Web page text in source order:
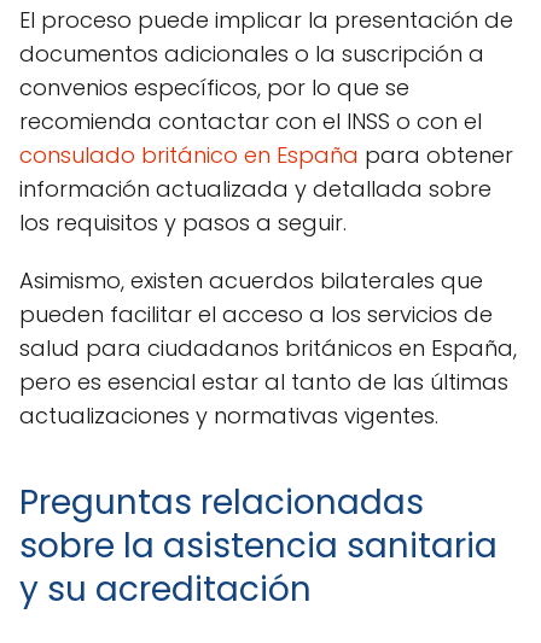
El proceso puede implicar la presentación de
documentos adicionales o la suscripción a
convenios específicos, por lo que se
recomienda contactar con el INSS o con el
consulado británico en España para obtener
información actualizada y detallada sobre
los requisitos y pasos a seguir.
Asimismo, existen acuerdos bilaterales que
pueden facilitar el acceso a los servicios de
salud para ciudadanos británicos en España,
pero es esencial estar al tanto de las últimas
actualizaciones y normativas vigentes.
Preguntas relacionadas
sobre la asistencia sanitaria
y su acreditación